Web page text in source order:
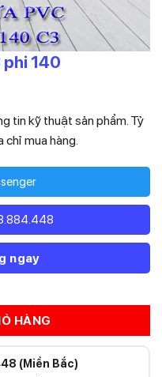
phi 140
tin kỹ thuật sản phẩm. Tỷ
chỉ mua hàng.
ngay
lượng
HÀNG
(Miền Bắc)